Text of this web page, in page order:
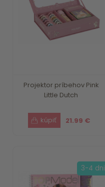
Projektor príbehov Pink
Little Dutch
21.99 €
3-4 dni